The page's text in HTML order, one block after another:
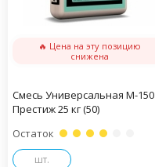
🔥 Цена на эту позицию
снижена
Смесь Универсальная М-150
Престиж 25 кг (50)
Остаток
шт.